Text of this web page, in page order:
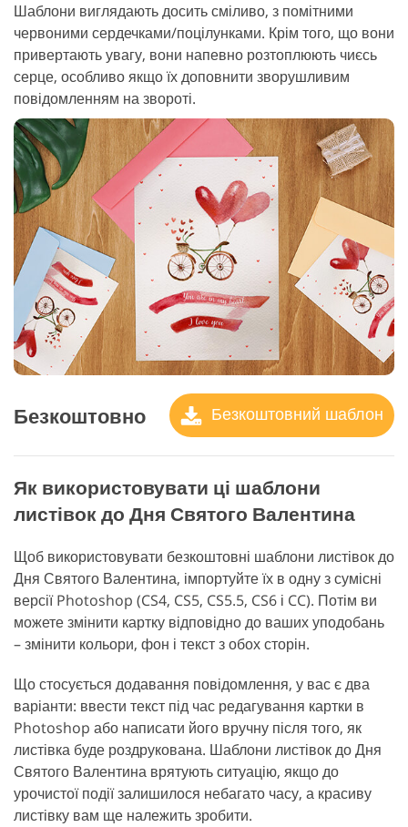
Шаблони виглядають досить сміливо, з помітними
червоними сердечками/поцілунками. Крім того, що вони
привертають увагу, вони напевно розтоплюють чиєсь
серце, особливо якщо їх доповнити зворушливим
повідомленням на звороті.
Безкоштовно Безкоштовний шаблон
Як використовувати ці шаблони
листівок до Дня Святого Валентина
Щоб використовувати безкоштовні шаблони листівок до
Дня Святого Валентина, імпортуйте їх в одну з сумісні
версії Photoshop (CS4, CS5, CS5.5, CS6 і CC). Потім ви
можете змінити картку відповідно до ваших уподобань
– змінити кольори, фон і текст з обох сторін.
Що стосується додавання повідомлення, у вас є два
варіанти: ввести текст під час редагування картки в
Photoshop або написати його вручну після того, як
листівка буде роздрукована. Шаблони листівок до Дня
Святого Валентина врятують ситуацію, якщо до
урочистої події залишилося небагато часу, а красиву
листівку вам ще належить зробити.